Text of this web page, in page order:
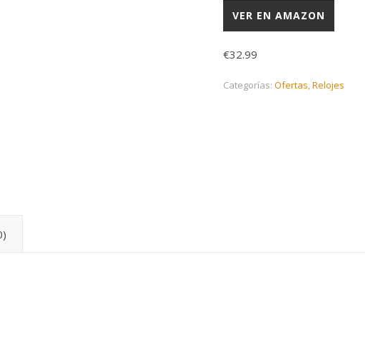
VER EN AMAZON
€32.99
Categorías: Ofertas,Relojes